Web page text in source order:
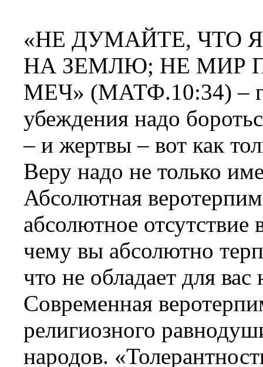
«НЕ ДУМАЙТЕ, ЧТО
НА ЗЕМЛЮ; НЕ МИР
МЕЧ» (МАТФ.10:34) –
убеждения надо
– и жертвы – вот как
Веру надо не только
Абсолютная
абсолютное
чему вы абсолютно
что не обладает для
Современная
религиозного
народов.